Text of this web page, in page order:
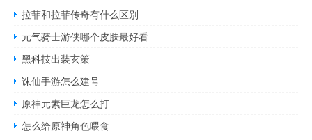
拉菲和拉菲传奇有什么区别
元气骑士游侠哪个皮肤最好看
黑科技出装玄策
诛仙手游怎么建号
原神元素巨龙怎么打
怎么给原神角色喂食